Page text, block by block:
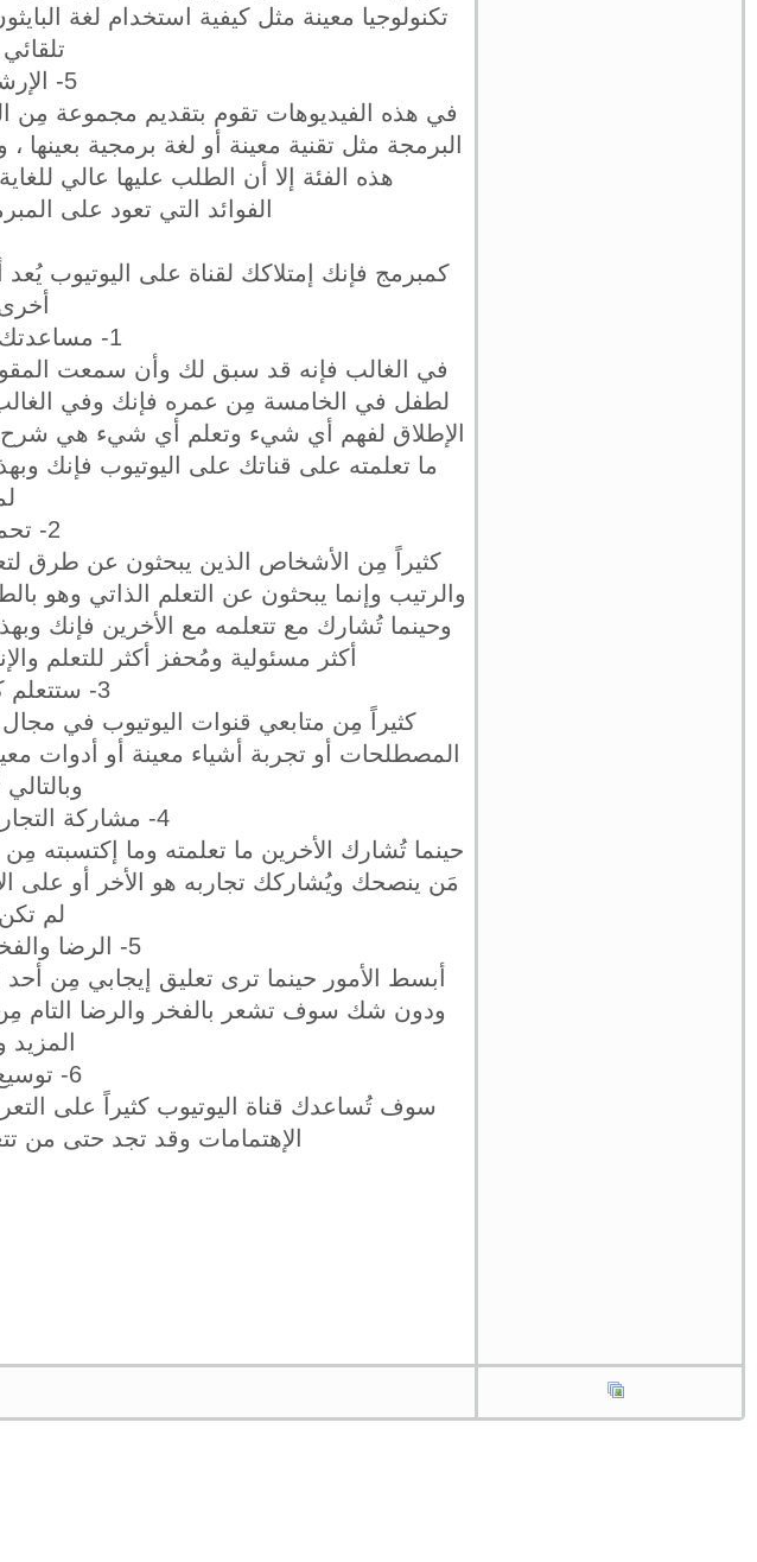
تكنولوجيا معينة مثل كيفية استخدام لغة
5- الإرشادات والنصائح
في هذه الفيديوهات تقوم بتقديم مجموعة مِن
البرمجة مثل تقنية معينة أو لغة برمجية
هذه الفئة إلا أن الطلب عليها عالي
الفوائد التي تعود على
كمبرمج فإنك إمتلاكك لقناة على اليوتيوب
1- مساعدتك على الفهم والتعلم
في الغالب فإنه قد سبق لك وأن سمعت
لطفل في الخامسة مِن عمره فإنك وفي
الإطلاق لفهم أي شيء وتعلم أي شيء هي شرح
ما تعلمته على قناتك على اليوتيوب فإنك
2- تحمل المسئولية
كثيراً مِن الأشخاص الذين يبحثون عن طرق
والرتيب وإنما يبحثون عن التعلم الذاتي وهو
وحينما تُشارك مع تتعلمه مع الأخرين فإنك
أكثر مسئولية ومُحفز أكثر للتعلم
3- ستتعلم كيف تتحدى نفسك
كثيراً مِن متابعي قنوات اليوتيوب في
المصطلحات أو تجربة أشياء معينة أو أدوات
4- مشاركة التجارب والخبرات مع الأخرين
حينما تُشارك الأخرين ما تعلمته وما
مَن ينصحك ويُشاركك تجاربه هو الأخر أو على
لم
5- الرضا والفخر مِن مساعدة الناس
أبسط الأمور حينما ترى تعليق إيجابي مِن
ودون شك سوف تشعر بالفخر والرضا التام مِن
المزيد
6- توسيع دائرة معارفك
سوف تُساعدك قناة اليوتيوب كثيراً على
الإهتمامات وقد تجد حتى من